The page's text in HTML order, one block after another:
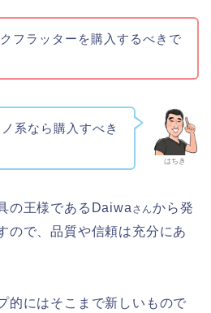
フラッターを購入するべきで
はちき
系なら購入すべき
の王様であるDaiwa さんから発
ので、品質や信頼は充分にあ
的にはそこまで新しいもので